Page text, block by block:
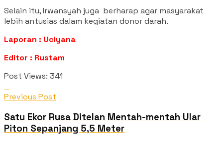
Selain itu, Irwansyah juga berharap agar masyarakat
lebih antusias dalam kegiatan donor darah.
Laporan : Uciyana
Editor : Rustam
Post Views: 341
Previous Post
Satu Ekor Rusa Ditelan Mentah-mentah Ular
Piton Sepanjang 5,5 Meter